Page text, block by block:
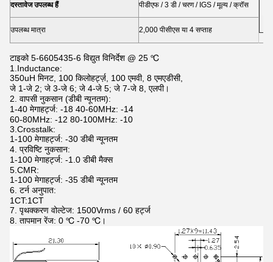
दस्तावेज उपलब्ध हैं पीडीएफ / 3 डी / चरण / IGS / मूल्य / क्रॉस
उपलब्ध मात्रा 2,000 पीसीएस या 4 सप्ताह
टाइको 5-6605435-6 विद्युत विनिर्देश @ 25 ℃
1.Inductance:
350uH मिनट, 100 किलोहर्ट्ज़, 100 एमवी, 8 एमएडीसी,
जे 1-जे 2; जे 3-जे 6; जे 4-जे 5; जे 7-जे 8, एलपी।
2. वापसी नुकसान (डीबी न्यूनतम):
1-40 मेगाहर्ट्ज: -18 40-60MHz: -14
60-80MHz: -12 80-100MHz: -10
3.Crosstalk:
1-100 मेगाहर्ट्ज: -30 डीबी न्यूनतम
4. प्रविष्टि नुकसान:
1-100 मेगाहर्ट्ज: -1.0 डीबी मैक्स
5.CMR:
1-100 मेगाहर्ट्ज: -35 डीबी न्यूनतम
6. टर्न अनुपात:
1CT:1CT
7. पृथक्करण वोल्टेज: 1500Vrms / 60 हर्ट्ज
8. तापमान रेंज: 0 ℃ -70 ℃।